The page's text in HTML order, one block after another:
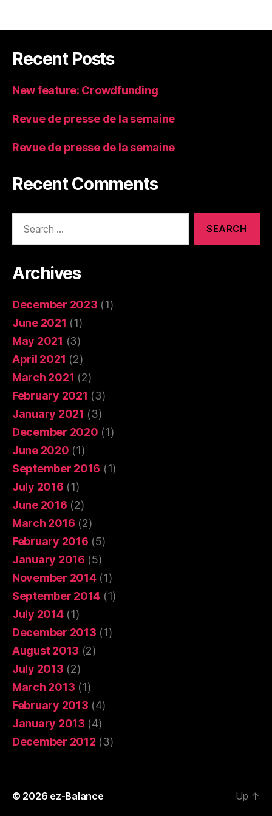
Recent Posts
New feature: Crowdfunding
Revue de presse de la semaine
Revue de presse de la semaine
Recent Comments
Archives
December 2023 (1)
June 2021 (1)
May 2021 (3)
April 2021 (2)
March 2021 (2)
February 2021 (3)
January 2021 (3)
December 2020 (1)
June 2020 (1)
September 2016 (1)
July 2016 (1)
June 2016 (2)
March 2016 (2)
February 2016 (5)
January 2016 (5)
November 2014(1)
September 2014 (1)
July 2014(1)
December 2013 (1)
August 2013 (2)
July 2013 (2)
March 2013 (1)
February 2013 (4)
January 2013 (4)
December 2012 (3)
© 2026 ez-Balance Up ↑